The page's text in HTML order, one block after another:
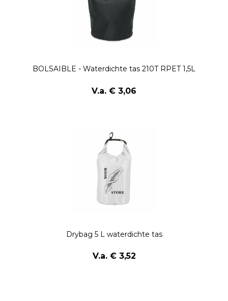
BOLSAIBLE - Waterdichte tas 210T RPET 1,5L
V.a. € 3,06
Drybag 5 L waterdichte tas
V.a. € 3,52